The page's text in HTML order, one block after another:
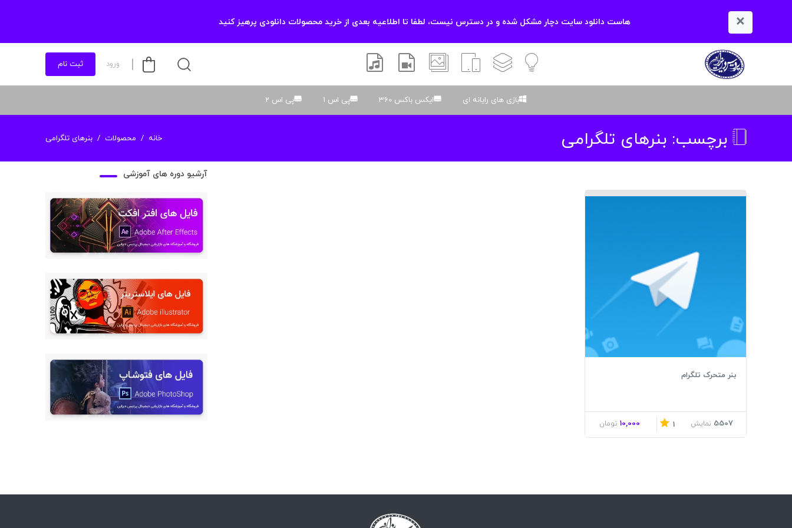
× هاست دانلود سایت دچار مشکل شده و در دسترس نیست، لطفا تا اطلاعیه بعدی از خرید محصولات دانلودی پرهیز کنید
آموزشیلایه باز اسکریپت والپیپر افتر افکتسموسیقی و صدا
ورود ثبت نام
بازی های رایانه ای ایکس باکس 360 پی اس 1 پی اس 2
برچسب: بنرهای تلگرامی خانه محصولات بنرهای تلگرامی
بنر متحرک تلگرام
5507 نمایش 1
10,000 تومان
آرشیو دوره های آموزشی